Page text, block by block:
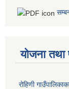
योजना तथा
रोहिणी